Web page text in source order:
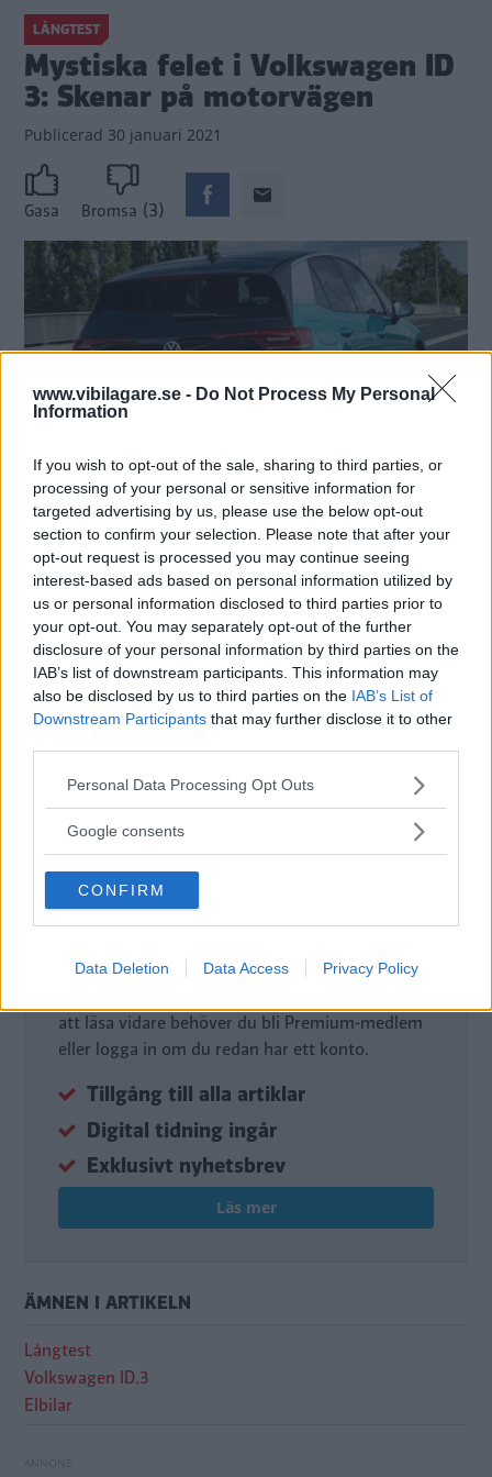
www.vibilagare.se - Do Not Process My Personal
Information
If you wish to opt-out of the sale, sharing to third parties, or
processing of your personal or sensitive information for
targeted advertising by us, please use the below opt-out
section to confirm your selection. Please note that after your
opt-out request is processed you may continue seeing
interest-based ads based on personal information utilized by
us or personal information disclosed to third parties prior to
your opt-out. You may separately opt-out of the further
disclosure of your personal information by third parties on the
IAB’s list of downstream participants. This information may
also be disclosed by us to third parties on the IAB’s List of
Downstream Participants that may further disclose it to other
Please note that this website/app uses one or more Google
not limited to your visit or usage behaviour. You may click to
use your data for below specified purposes in below Google
consent section.
Personal Data Processing Opt Outs
Google consents
CONFIRM
Data Deletion Data Access Privacy Policy
LÅNGTEST
Mystiska felet i Volkswagen ID
3: Skenar på motorvägen
Publicerad 30 januari 2021
Gasa Bromsa (3)
Den adaptiva farthållaren i den Volkswagen ID 3 som
numera ingår i Vi Bilägares långteststall lever ett eget
liv. Här är Volkswagens svar.
Text
Maria Dahlin
Det här är en låst artikel.
att fortsätta läsa.
DIGITAL PRENUMERATION
Ta del av allt material – bli
Premium-medlem
att läsa vidare behöver du bli Premium-medlem
eller logga in om du redan har ett konto.
Tillgång till alla artiklar
Digital tidning ingår
Exklusivt nyhetsbrev
Läs mer
ÄMNEN I ARTIKELN
Långtest
Volkswagen ID.3
Elbilar